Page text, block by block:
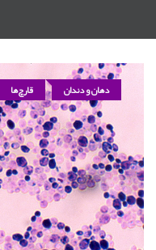
دهان و دندان قارچ‌ها